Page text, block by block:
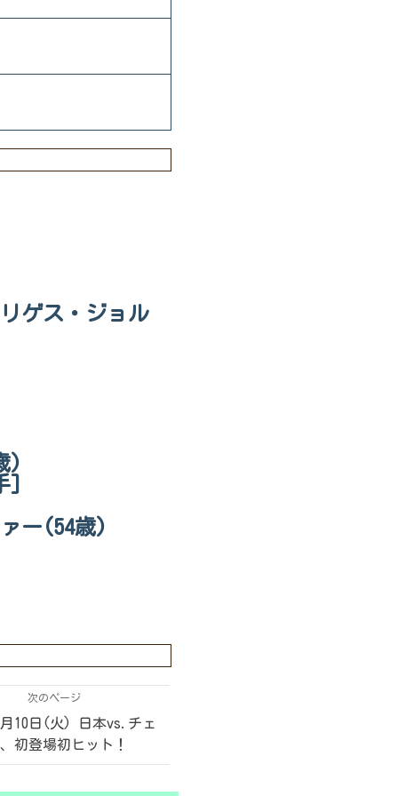
ゲス・ジョル
)
]
ー(54歳)
次のページ
月10日(火) 日本vs.チェ
初登場初ヒット！